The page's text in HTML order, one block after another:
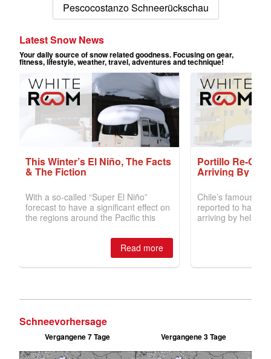
Pescocostanzo Schneerückschau
Schneevorhersage
Vergangene 7 Tage Vergangene 3 Tage